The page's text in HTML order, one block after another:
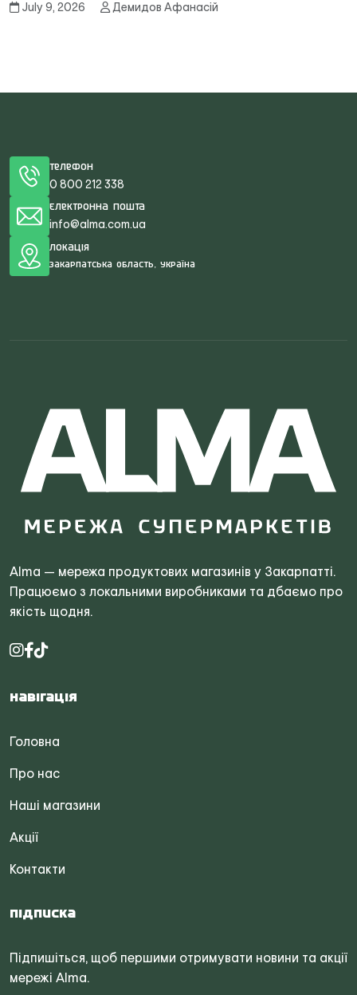
July 9, 2026 Демидов Афанасій
Телефон
0 800 212 338
Електронна пошта
info@alma.com.ua
Локація
Закарпатська область, Україна
Alma — мережа продуктових магазинів у Закарпатті.
Працюємо з локальними виробниками та дбаємо про
якість щодня.
Навігація
Головна
Про нас
Наші магазини
Акції
Контакти
Підписка
Підпишіться, щоб першими отримувати новини та акції
мережі Alma.